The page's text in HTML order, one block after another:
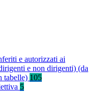
e autorizzati ai
e non dirigenti) (da
tabelle) 105
5